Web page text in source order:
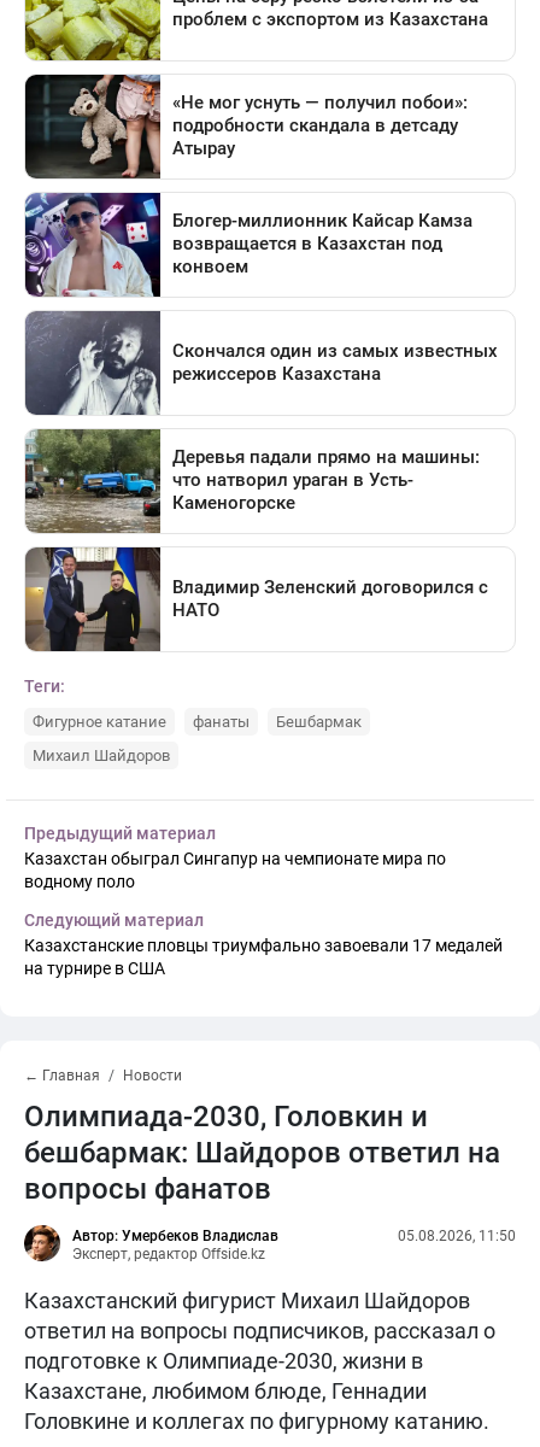
Теги:
Фигурное катание фанаты
Бешбармак
Михаил Шайдоров
Предыдущий материал
Казахстан обыграл Сингапур на чемпионате мира по
водному поло
Следующий материал
Казахстанские пловцы триумфально завоевали 17 медалей
на турнире в США
← Главная Новости
Олимпиада-2030, Головкин и
бешбармак: Шайдоров ответил на
вопросы фанатов
Автор: Умербеков Владислав
Эксперт, редактор Offside.kz
05.08.2026, 11:50
Казахстанский фигурист Михаил Шайдоров
ответил на вопросы подписчиков, рассказал о
подготовке к Олимпиаде-2030, жизни в
Казахстане, любимом блюде, Геннадии
Головкине и коллегах по фигурному катанию.